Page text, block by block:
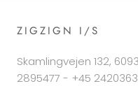
ZIGZIGN I/S
Skamlingvejen 132,
2895477 - +45